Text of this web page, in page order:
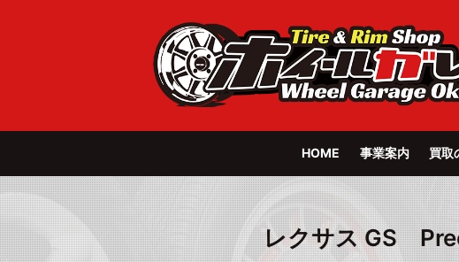
HOME 事業案内 買取
レクサス GS